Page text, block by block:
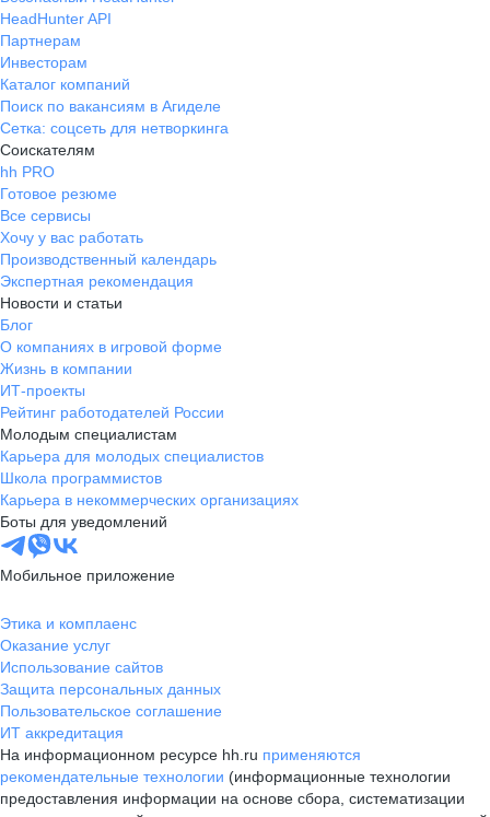
HeadHunter API
Партнерам
Инвесторам
Каталог компаний
Поиск по вакансиям в Агиделе
Сетка: соцсеть для нетворкинга
Соискателям
hh PRO
Готовое резюме
Все сервисы
Хочу у вас работать
Производственный календарь
Экспертная рекомендация
Новости и статьи
Блог
О компаниях в игровой форме
Жизнь в компании
ИТ-проекты
Рейтинг работодателей России
Молодым специалистам
Карьера для молодых специалистов
Школа программистов
Карьера в некоммерческих организациях
Боты для уведомлений
Мобильное приложение
Этика и комплаенс
Оказание услуг
Использование сайтов
Защита персональных данных
Пользовательское соглашение
ИТ аккредитация
На информационном ресурсе hh.ru применяются
рекомендательные технологии (информационные технологии
предоставления информации на основе сбора, систематизации